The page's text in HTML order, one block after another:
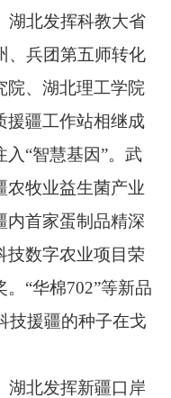
湖北发挥科教大省
、兵团第五师转化
院、湖北理工学院
援疆工作站相继成
入 “智慧基因”。武
农牧业益生菌产业
内首家蛋制品精深
技数字农业项目荣
“华棉702”等新品
技援疆的种子在戈
湖北发挥新疆口岸